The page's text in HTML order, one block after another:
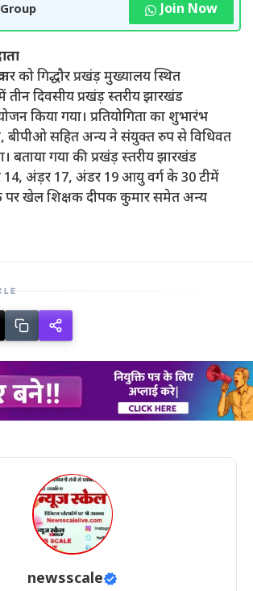
Join Now
को गिद्धौर प्रखंड़ मुख्यालय स्थित
तीन दिवसीय प्रखंड़ स्तरीय झारखंड
किया गया। प्रतियोगिता का शुभारंभ
बीपीओ सहित अन्य ने संयुक्त रुप से विधिवत
बताया गया की प्रखंड़ स्तरीय झारखंड
14, अंड़र 17, अंडर 19 आयु वर्ग के 30 टीमें
पर खेल शिक्षक दीपक कुमार समेत अन्य
newsscale